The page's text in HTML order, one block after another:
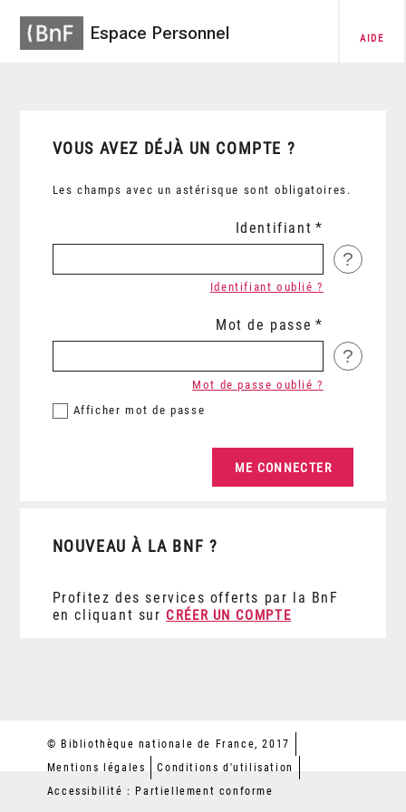
Espace Personnel AIDE
VOUS AVEZ DÉJÀ UN COMPTE ?
Les champs avec un astérisque sont obligatoires.
Identifiant
?
Identifiant oublié ?
Mot de passe
?
Afficher mot de passe
Mot de passe oublié ?
NOUVEAU À LA BNF ?
Profitez des services offerts par la BnF
en cliquant sur CRÉER UN COMPTE
© Bibliothèque nationale de France, 2017
Mentions légales
Conditions d'utilisation
Accessibilité : Partiellement conforme